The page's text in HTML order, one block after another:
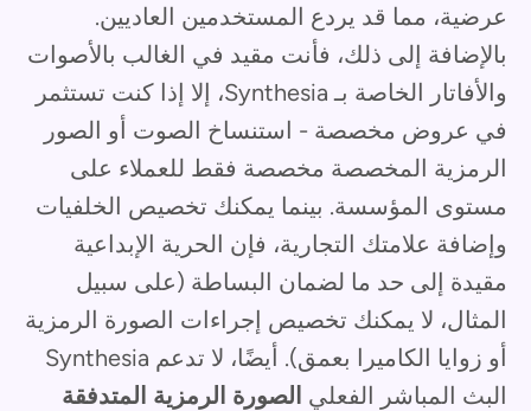
عرضية، مما قد يردع المستخدمين العاديين.
بالإضافة إلى ذلك، فأنت مقيد في الغالب بالأصوات
والأفاتار الخاصة بـ Synthesia، إلا إذا كنت تستثمر
في عروض مخصصة - استنساخ الصوت أو الصور
الرمزية المخصصة مخصصة فقط للعملاء على
مستوى المؤسسة. بينما يمكنك تخصيص الخلفيات
وإضافة علامتك التجارية، فإن الحرية الإبداعية
مقيدة إلى حد ما لضمان البساطة (على سبيل
المثال، لا يمكنك تخصيص إجراءات الصورة الرمزية
أو زوايا الكاميرا بعمق). أيضًا، لا تدعم Synthesia
البث المباشر الفعلي الصورة الرمزية المتدفقة